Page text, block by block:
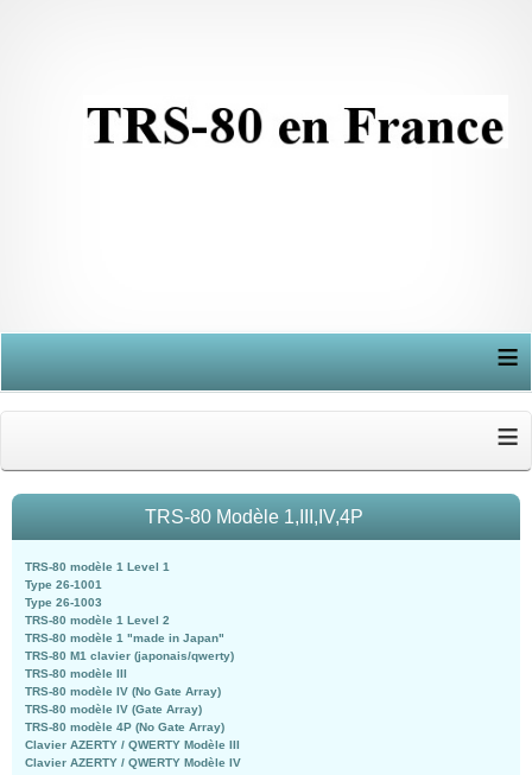
≡
≡
TRS-80 Modèle 1,III,IV,4P
TRS-80 modèle 1 Level 1
Type 26-1001
Type 26-1003
TRS-80 modèle 1 Level 2
TRS-80 modèle 1 "made in Japan"
TRS-80 M1 clavier (japonais/qwerty)
TRS-80 modèle III
TRS-80 modèle IV (No Gate Array)
TRS-80 modèle IV (Gate Array)
TRS-80 modèle 4P (No Gate Array)
Clavier AZERTY / QWERTY Modèle III
Clavier AZERTY / QWERTY Modèle IV